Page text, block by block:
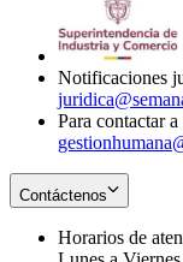
Notificaciones
Para contactar
Contáctenos
Horarios de